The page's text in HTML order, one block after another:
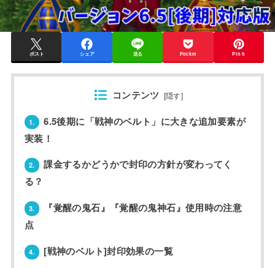
ポスト シェア 送る Pocket Pin it
コンテンツ [隠す]
1.
6.5後期に「戦神のベルト」に大きな追加要素が
実装！
2.
課金するかどうかで封印の方針が変わってく
る？
3.
『覚醒の鬼石』『覚醒の鬼神石』使用時の注意
点
4. [戦神のベルト]封印効果の一覧